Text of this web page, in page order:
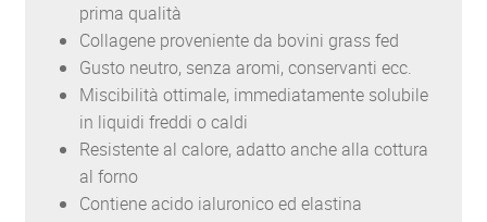
prima qualità
Collagene proveniente da bovini grass fed
Gusto neutro, senza aromi, conservanti ecc.
Miscibilità ottimale, immediatamente solubile
in liquidi freddi o caldi
Resistente al calore, adatto anche alla cottura
al forno
Contiene acido ialuronico ed elastina